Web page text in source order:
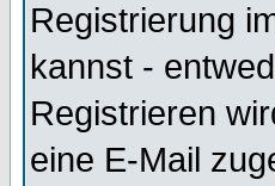
Registrierung
kannst -
Registrieren
eine E-Mail